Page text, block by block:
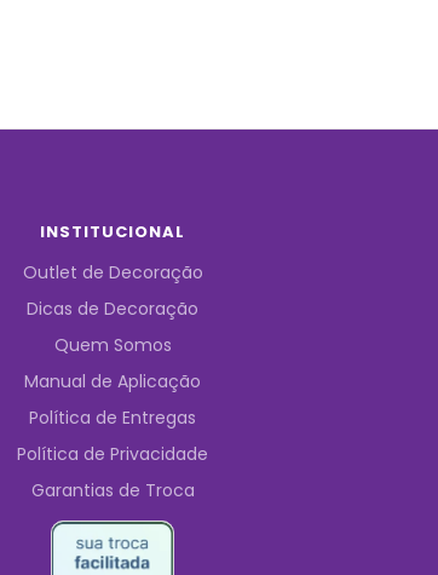
INSTITUCIONAL
Outlet de Decoração
Dicas de Decoração
Quem Somos
Manual de Aplicação
Política de Entregas
Política de Privacidade
Garantias de Troca